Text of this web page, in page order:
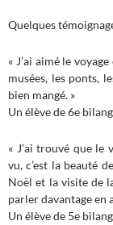
Quelques
« J’ai aimé le
musées, les ponts,
bien mangé. »
Un élève de 6e
« J’ai trouvé que le
vu, c’est la beauté
Noël et la visite de
parler davantage en
Un élève de 5e